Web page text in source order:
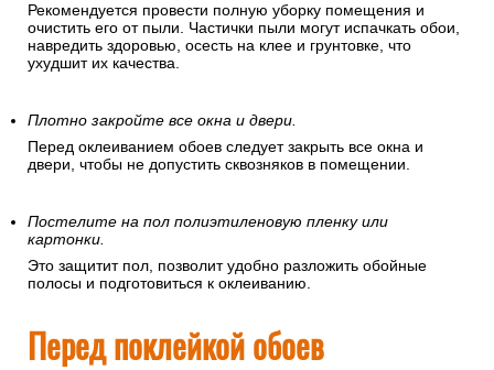
Рекомендуется провести полную уборку помещения и
очистить его от пыли. Частички пыли могут испачкать обои,
навредить здоровью, осесть на клее и грунтовке, что
ухудшит их качества.
Плотно закройте все окна и двери.
Перед оклеиванием обоев следует закрыть все окна и
двери, чтобы не допустить сквозняков в помещении.
Постелите на пол полиэтиленовую пленку или
картонки.
Это защитит пол, позволит удобно разложить обойные
полосы и подготовиться к оклеиванию.
Перед поклейкой обоев